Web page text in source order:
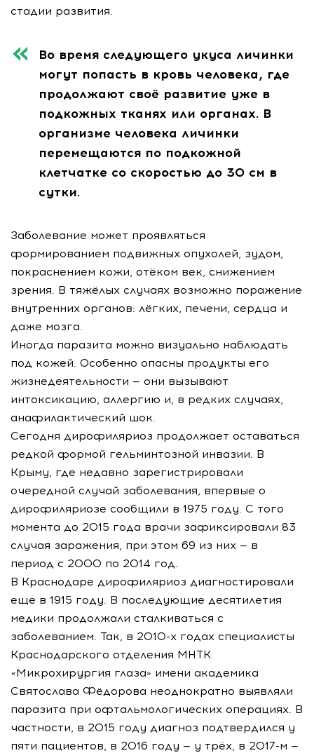
стадии развития.
Во время следующего укуса личинки
могут попасть в кровь человека, где
продолжают своё развитие уже в
подкожных тканях или органах. В
организме человека личинки
перемещаются по подкожной
клетчатке со скоростью до 30 см в
сутки.
Заболевание может проявляться
формированием подвижных опухолей, зудом,
покраснением кожи, отёком век, снижением
зрения. В тяжёлых случаях возможно поражение
внутренних органов: лёгких, печени, сердца и
даже мозга.
Иногда паразита можно визуально наблюдать
под кожей. Особенно опасны продукты его
жизнедеятельности — они вызывают
интоксикацию, аллергию и, в редких случаях,
анафилактический шок.
Сегодня дирофиляриоз продолжает оставаться
редкой формой гельминтозной инвазии. В
Крыму, где недавно зарегистрировали
очередной случай заболевания, впервые о
дирофиляриозе сообщили в 1975 году. С того
момента до 2015 года врачи зафиксировали 83
случая заражения, при этом 69 из них — в
период с 2000 по 2014 год.
В Краснодаре дирофиляриоз диагностировали
еще в 1915 году. В последующие десятилетия
медики продолжали сталкиваться с
заболеванием. Так, в 2010-х годах специалисты
Краснодарского отделения МНТК
«Микрохирургия глаза» имени академика
Святослава Фёдорова неоднократно выявляли
паразита при офтальмологических операциях. В
частности, в 2015 году диагноз подтвердился у
пяти пациентов, в 2016 году — у трёх, в 2017-м —